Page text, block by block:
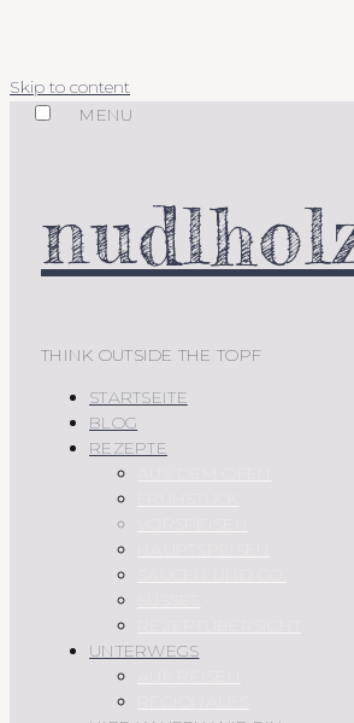
Skip to content
MENU
THINK OUTSIDE THE TOPF
STARTSEITE
BLOG
REZEPTE
UNTERWEGS